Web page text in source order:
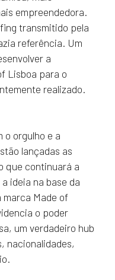
empreendedora.
transmitido pela
referência. Um
a
Lisboa para o
realizado.
o orgulho e a
lançadas as
que continuará a
ideia na base da
marca Made of
o poder
um verdadeiro hub
nacionalidades,